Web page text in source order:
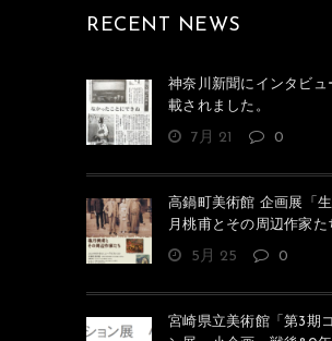
RECENT NEWS
神奈川新聞にインタビュ
載されました。
7月 21 0
高鍋町美術館 企画展「
月桃甫とその周辺作家た
5月 25 0
宮崎県立美術館「第3期